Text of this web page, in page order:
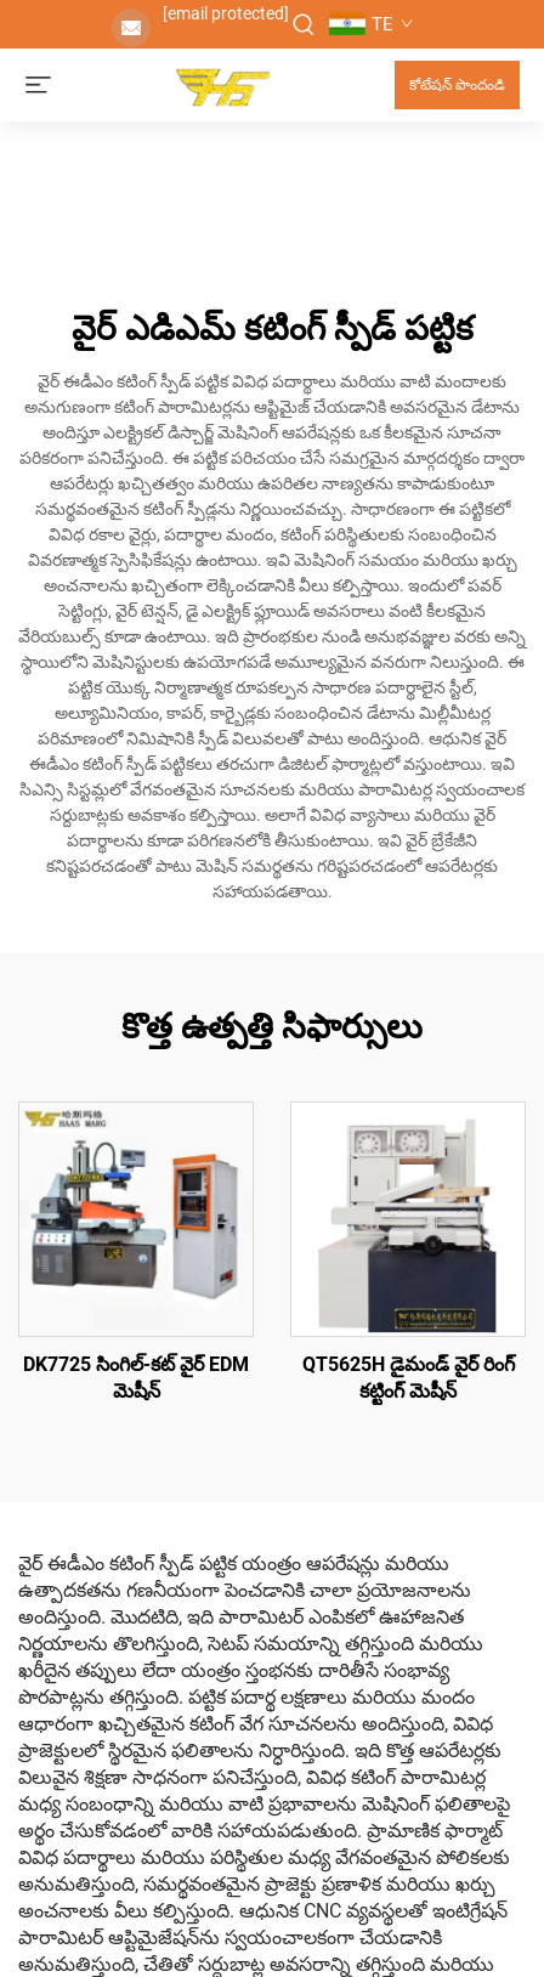
[email protected] TE
కోటేషన్ పొందండి
వైర్ ఎడిఎమ్ కటింగ్ స్పీడ్ పట్టిక
వైర్ ఈడీఎం కటింగ్ స్పీడ్ పట్టిక వివిధ పదార్థాలు మరియు వాటి మందాలకు
అనుగుణంగా కటింగ్ పారామిటర్లను ఆప్టిమైజ్ చేయడానికి అవసరమైన డేటాను
అందిస్తూ ఎలక్ట్రికల్ డిస్చార్జ్ మెషినింగ్ ఆపరేషన్లకు ఒక కీలకమైన సూచనా
పరికరంగా పనిచేస్తుంది. ఈ పట్టిక పరిచయం చేసే సమగ్రమైన మార్గదర్శకం ద్వారా
ఆపరేటర్లు ఖచ్చితత్వం మరియు ఉపరితల నాణ్యతను కాపాడుకుంటూ
సమర్థవంతమైన కటింగ్ స్పీడ్లను నిర్ణయించవచ్చు. సాధారణంగా ఈ పట్టికలో
వివిధ రకాల వైర్లు, పదార్థాల మందం, కటింగ్ పరిస్థితులకు సంబంధించిన
వివరణాత్మక స్పెసిఫికేషన్లు ఉంటాయి. ఇవి మెషినింగ్ సమయం మరియు ఖర్చు
అంచనాలను ఖచ్చితంగా లెక్కించడానికి వీలు కల్పిస్తాయి. ఇందులో పవర్
సెట్టింగ్లు, వైర్ టెన్షన్, డై ఎలక్ట్రిక్ ఫ్లూయిడ్ అవసరాలు వంటి కీలకమైన
వేరియబుల్స్ కూడా ఉంటాయి. ఇది ప్రారంభకుల నుండి అనుభవజ్ఞుల వరకు అన్ని
స్థాయిలోని మెషినిస్టులకు ఉపయోగపడే అమూల్యమైన వనరుగా నిలుస్తుంది. ఈ
పట్టిక యొక్క నిర్మాణాత్మక రూపకల్పన సాధారణ పదార్థాలైన స్టీల్,
అల్యూమినియం, కాపర్, కార్బైడ్లకు సంబంధించిన డేటాను మిల్లీమీటర్ల
పరిమాణంలో నిమిషానికి స్పీడ్ విలువలతో పాటు అందిస్తుంది. ఆధునిక వైర్
ఈడీఎం కటింగ్ స్పీడ్ పట్టికలు తరచుగా డిజిటల్ ఫార్మాట్లలో వస్తుంటాయి. ఇవి
సిఎన్సి సిస్టమ్లలో వేగవంతమైన సూచనలకు మరియు పారామిటర్ల స్వయంచాలక
సర్దుబాట్లకు అవకాశం కల్పిస్తాయి. అలాగే వివిధ వ్యాసాలు మరియు వైర్
పదార్థాలను కూడా పరిగణనలోకి తీసుకుంటాయి. ఇవి వైర్ బ్రేకేజీని
కనిష్టపరచడంతో పాటు మెషిన్ సమర్థతను గరిష్టపరచడంలో ఆపరేటర్లకు
సహాయపడతాయి.
కొత్త ఉత్పత్తి సిఫార్సులు
DK7725 సింగిల్-కట్ వైర్ EDM
మెషీన్
QT5625H డైమండ్ వైర్ రింగ్
కట్టింగ్ మెషీన్
వైర్ ఈడీఎం కటింగ్ స్పీడ్ పట్టిక యంత్రం ఆపరేషన్లు మరియు
ఉత్పాదకతను గణనీయంగా పెంచడానికి చాలా ప్రయోజనాలను
అందిస్తుంది. మొదటిది, ఇది పారామిటర్ ఎంపికలో ఊహాజనిత
నిర్ణయాలను తొలగిస్తుంది, సెటప్ సమయాన్ని తగ్గిస్తుంది మరియు
ఖరీదైన తప్పులు లేదా యంత్రం స్తంభనకు దారితీసే సంభావ్య
పొరపాట్లను తగ్గిస్తుంది. పట్టిక పదార్థ లక్షణాలు మరియు మందం
ఆధారంగా ఖచ్చితమైన కటింగ్ వేగ సూచనలను అందిస్తుంది, వివిధ
ప్రాజెక్టులలో స్థిరమైన ఫలితాలను నిర్ధారిస్తుంది. ఇది కొత్త ఆపరేటర్లకు
విలువైన శిక్షణా సాధనంగా పనిచేస్తుంది, వివిధ కటింగ్ పారామిటర్ల
మధ్య సంబంధాన్ని మరియు వాటి ప్రభావాలను మెషినింగ్ ఫలితాలపై
అర్థం చేసుకోవడంలో వారికి సహాయపడుతుంది. ప్రామాణిక ఫార్మాట్
వివిధ పదార్థాలు మరియు పరిస్థితుల మధ్య వేగవంతమైన పోలికలకు
అనుమతిస్తుంది, సమర్థవంతమైన ప్రాజెక్టు ప్రణాళిక మరియు ఖర్చు
అంచనాలకు వీలు కల్పిస్తుంది. ఆధునిక CNC వ్యవస్థలతో ఇంటిగ్రేషన్
పారామిటర్ ఆప్టిమైజేషన్‌ను స్వయంచాలకంగా చేయడానికి
అనుమతిస్తుంది, చేతితో సర్దుబాట్ల అవసరాన్ని తగ్గిస్తుంది మరియు